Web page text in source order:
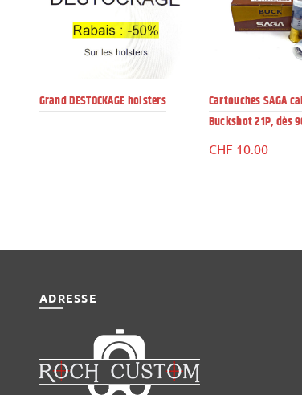
Grand DESTOCKAGE holsters
Cartouches SAGA
Buckshot 21P, dès
CHF 10.00
ADRESSE